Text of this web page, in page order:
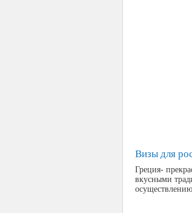
Визы для
Греция-
вкусными